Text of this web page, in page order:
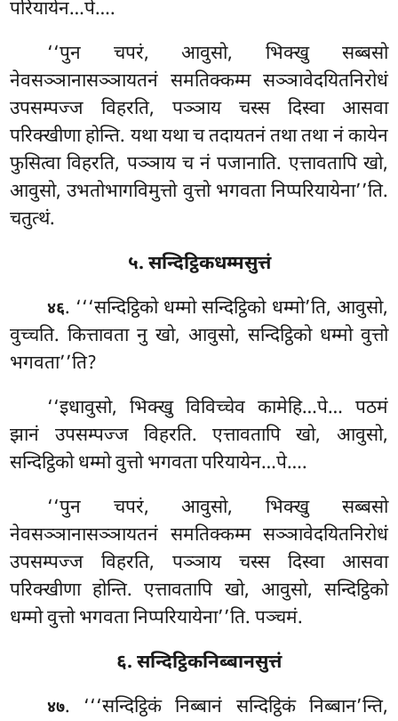
परियायेन…पे….
‘‘पुन चपरं, आवुसो, भिक्खु सब्बसो
नेवसञ्ञानासञ्ञायतनं समतिक्कम्म सञ्ञावेदयितनिरोधं
उपसम्पज्ज विहरति, पञ्ञाय चस्स दिस्वा आसवा
परिक्खीणा होन्ति. यथा यथा च तदायतनं तथा तथा नं कायेन
फुसित्वा विहरति, पञ्ञाय च नं पजानाति. एत्तावतापि खो,
आवुसो, उभतोभागविमुत्तो वुत्तो भगवता निप्परियायेना’’ति.
चतुत्थं.
५. सन्दिट्ठिकधम्मसुत्तं
४६. ‘‘‘सन्दिट्ठिको धम्मो सन्दिट्ठिको धम्मो’ति, आवुसो,
वुच्चति. कित्तावता नु खो, आवुसो, सन्दिट्ठिको धम्मो वुत्तो
भगवता’’ति?
‘‘इधावुसो, भिक्खु विविच्चेव कामेहि…पे… पठमं
झानं उपसम्पज्ज विहरति. एत्तावतापिखो, आवुसो,
सन्दिट्ठिको धम्मो वुत्तो भगवता परियायेन…पे….
‘‘पुन चपरं, आवुसो, भिक्खु सब्बसो
नेवसञ्ञानासञ्ञायतनं समतिक्कम्म सञ्ञावेदयितनिरोधं
उपसम्पज्ज विहरति, पञ्ञाय चस्स दिस्वा आसवा
परिक्खीणा होन्ति. एत्तावतापि खो, आवुसो, सन्दिट्ठिको
धम्मो वुत्तो भगवता निप्परियायेना’’ति. पञ्चमं.
६. सन्दिट्ठिकनिब्बानसुत्तं
४७. ‘‘‘सन्दिट्ठिकंनिब्बानं सन्दिट्ठिकं निब्बान’न्ति,